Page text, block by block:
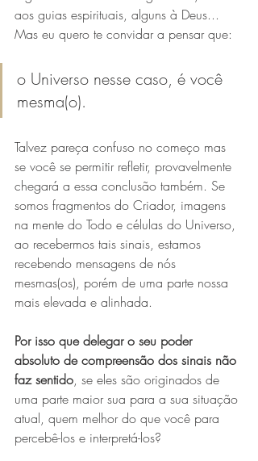
aos guias espirituais, alguns à Deus...
Mas eu quero te convidar a pensar que:
o Universo nesse caso, é você
mesma(o).
Talvez pareça confuso no começo mas
se você se permitir refletir, provavelmente
chegará a essa conclusão também. Se
somos fragmentos do Criador, imagens
na mente do Todo e células do Universo,
ao recebermos tais sinais, estamos
recebendo mensagens de nós
mesmas(os), porém de uma parte nossa
mais elevada e alinhada.
Por isso que delegar o seu poder
absoluto de compreensão dos sinais não
faz sentido, se eles são originados de
uma parte maior sua para a sua situação
atual, quem melhor do que você para
percebê-los e interpretá-los?